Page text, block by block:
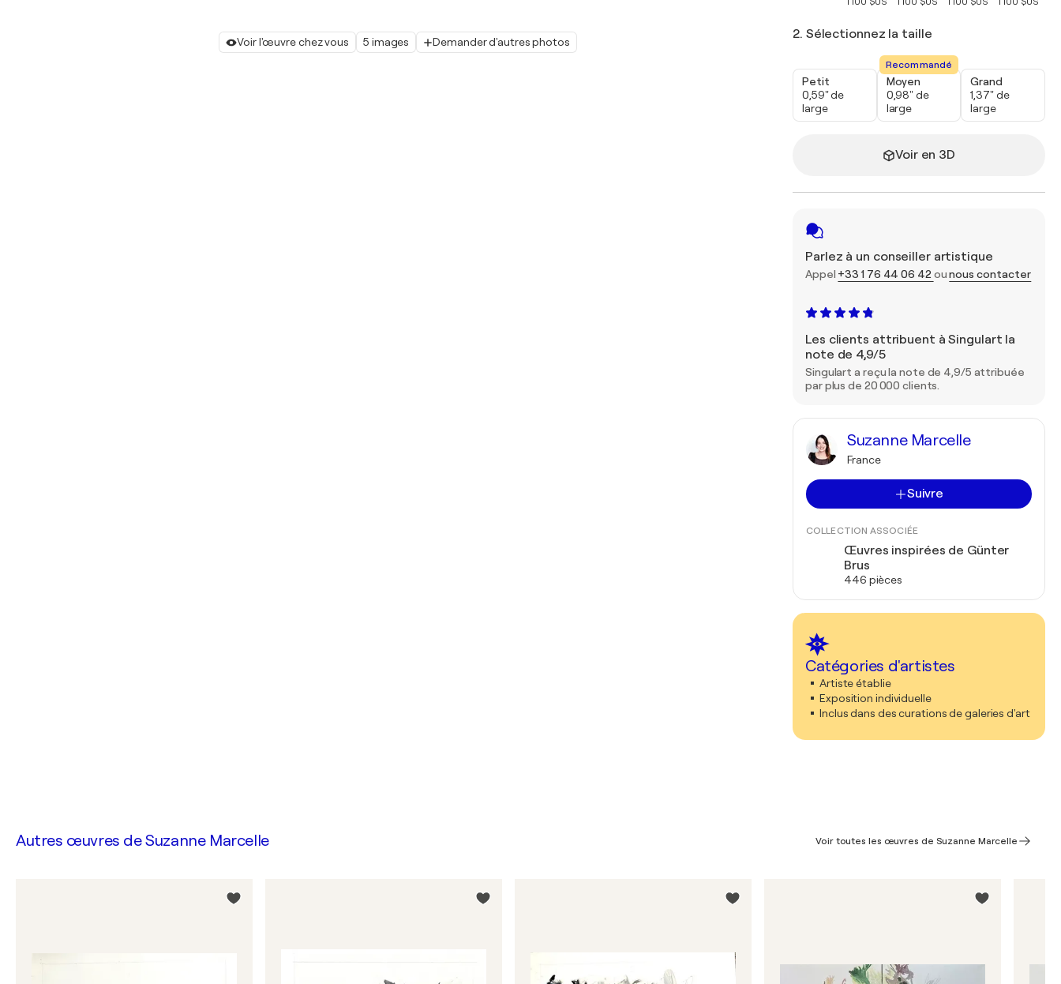
Voir l'œuvre chez vous 5 images Demander d'autres photos
2. Sélectionnez la taille
Petit
0,59" de
large
Recommandé
Moyen
0,98" de
large
Grand
1,37" de
large
Voir en 3D
Parlez à un conseiller artistique
Appel +33 1 76 44 06 42 ounous contacter
Les clients attribuent à Singulart la
note de 4,9/5
Singulart a reçu la note de 4,9/5 attribuée
par plus de 20 000 clients.
Suzanne Marcelle
France
Suivre
COLLECTION ASSOCIÉE
Œuvres inspirées de Günter
Brus
446 pièces
Catégories d'artistes
Artiste établie
Exposition individuelle
Inclus dans des curations de galeries d'art
Autres œuvres deSuzanne Marcelle Voir toutes les œuvres de Suzanne Marcelle